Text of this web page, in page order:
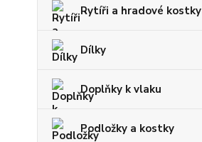
Rytíři a hradové kostky
Dílky
Doplňky k vlaku
Podložky a kostky